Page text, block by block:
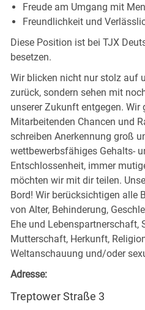
Freude am Umgang mit
Freundlichkeit und
Diese Position ist bei TJX
besetzen.
Wir blicken nicht nur stolz auf
zurück, sondern sehen mit
unserer Zukunft entgegen. Wir
Mitarbeitenden Chancen und
schreiben Anerkennung groß
wettbewerbsfähiges Gehalts-
Entschlossenheit, immer
möchten wir mit dir teilen.
Bord! Wir berücksichtigen alle
von Alter, Behinderung,
Ehe und Lebenspartnerschaft,
Mutterschaft, Herkunft,
Weltanschauung und/oder
Adresse:
Treptower Straße 3